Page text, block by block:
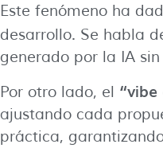
Este fenómeno ha
desarrollo. Se habla
generado por la IA
Por otro lado, el “vibe
ajustando cada
práctica,